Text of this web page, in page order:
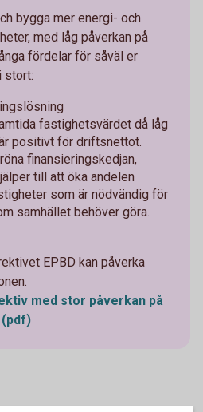
bygga mer energi- och
med låg påverkan på
fördelar för såväl er
stort:
fastighetsvärdet då låg
positivt för driftsnettot.
finansieringskedjan,
till att öka andelen
som är nödvändig för
samhället behöver göra.
EPBD kan påverka
med stor påverkan på